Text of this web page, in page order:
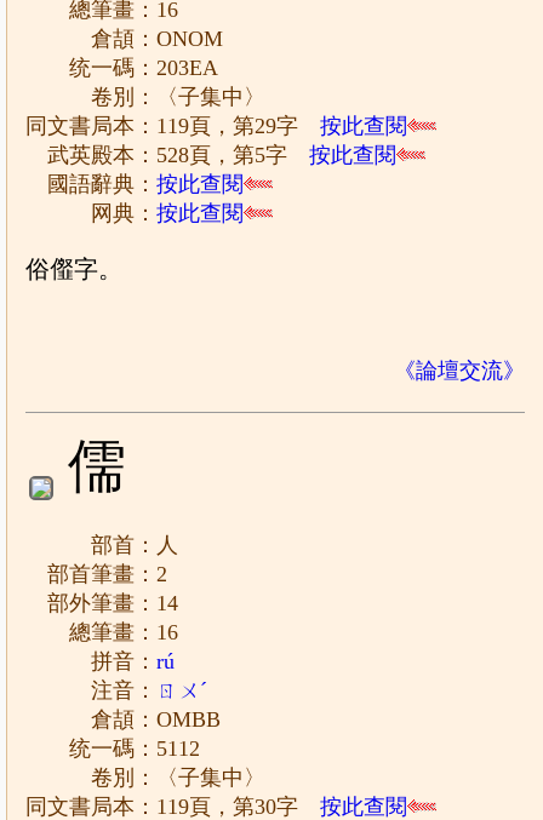
總筆畫：16
倉頡：ONOM
统一碼：203EA
卷別：〈子集中〉
同文書局本：119頁，第29字按此查閱
武英殿本：528頁，第5字按此查閱
國語辭典：按此查閱
网典：按此查閱
俗㒠字。
《論壇交流》
儒
部首：人
部首筆畫：2
部外筆畫：14
總筆畫：16
拼音：rú
注音： ㄖㄨˊ
倉頡：OMBB
统一碼：5112
卷別：〈子集中〉
同文書局本：119頁，第30字按此查閱